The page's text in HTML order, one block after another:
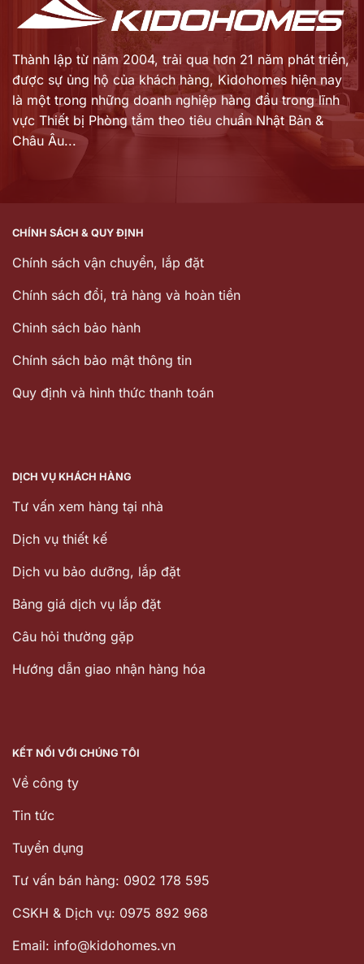
Thành lập từ năm 2004, trải qua hơn 21 năm phát triển,
được sự ủng hộ của khách hàng, Kidohomes hiện nay
là một trong những doanh nghiệp hàng đầu trong lĩnh
vực Thiết bị Phòng tắm theo tiêu chuẩn Nhật Bản &
Châu Âu...
CHÍNH SÁCH & QUY ĐỊNH
Chính sách vận chuyển, lắp đặt
Chính sách đổi, trả hàng và hoàn tiền
Chinh sách bảo hành
Chính sách bảo mật thông tin
Quy định và hình thức thanh toán
DỊCH VỤ KHÁCH HÀNG
Tư vấn xem hàng tại nhà
Dịch vụ thiết kế
Dịch vu bảo dưỡng, lắp đặt
Bảng giá dịch vụ lắp đặt
Câu hỏi thường gặp
Hướng dẫn giao nhận hàng hóa
KẾT NỐI VỚI CHÚNG TÔI
Về công ty
Tin tức
Tuyển dụng
Tư vấn bán hàng: 0902 178 595
CSKH & Dịch vụ: 0975 892 968
Email: info@kidohomes.vn